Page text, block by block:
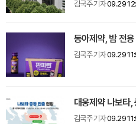
김국주 기자09.29
동아제약, 밤 전용
김국주 기자09.29
대웅제약 나보타,
김국주 기자09.29